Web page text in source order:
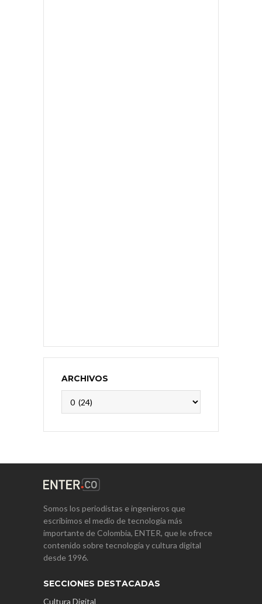
ARCHIVOS
Somos los periodistas e ingenieros que
escribimos el medio de tecnología más
importante de Colombia, ENTER, que le ofrece
contenido sobre tecnología y cultura digital
desde 1996.
SECCIONES DESTACADAS
Cultura Digital